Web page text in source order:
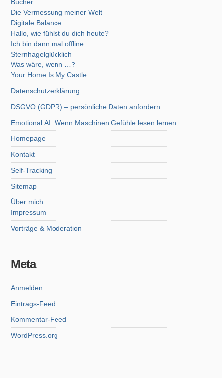
Bücher
Die Vermessung meiner Welt
Digitale Balance
Hallo, wie fühlst du dich heute?
Ich bin dann mal offline
Sternhagelglücklich
Was wäre, wenn …?
Your Home Is My Castle
Datenschutzerklärung
DSGVO (GDPR) – persönliche Daten anfordern
Emotional AI: Wenn Maschinen Gefühle lesen lernen
Homepage
Kontakt
Self-Tracking
Sitemap
Über mich
Impressum
Vorträge & Moderation
Meta
Anmelden
Eintrags-Feed
Kommentar-Feed
WordPress.org